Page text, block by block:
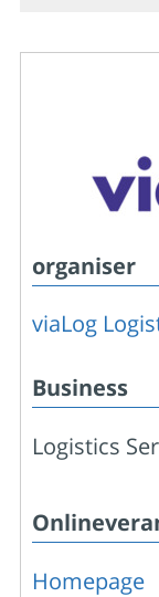
organiser
viaLog
Business
Logistics
Homepage